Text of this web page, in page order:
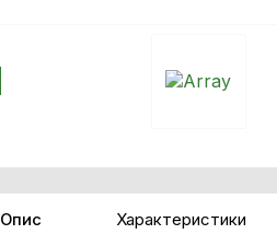
Опис Характеристики